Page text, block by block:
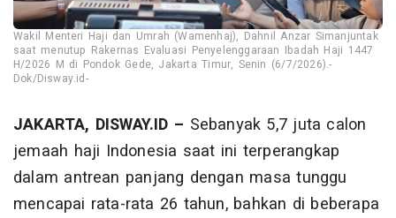
Wakil Menteri Haji dan Umrah (Wamenhaj), Dahnil Anzar Simanjuntak
saat menutup Rakernas Evaluasi Penyelenggaraan Ibadah Haji 1447
H/2026 M di Pondok Gede, Jakarta Timur, Senin (6/7/2026).-
Dok/Disway.id-
JAKARTA, DISWAY.ID – Sebanyak 5,7 juta calon
jemaah haji Indonesia saat ini terperangkap
dalam antrean panjang dengan masa tunggu
mencapai rata-rata 26 tahun, bahkan di beberapa